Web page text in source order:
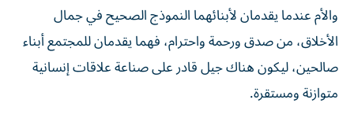
والأم عندما يقدمان لأبنائهما النموذج الصحيح في جمال
الأخلاق، من صدق ورحمة واحترام، فهما يقدمان للمجتمع أبناء
صالحين، ليكون هناك جيل قادر على صناعة علاقات إنسانية
متوازنة ومستقرة.